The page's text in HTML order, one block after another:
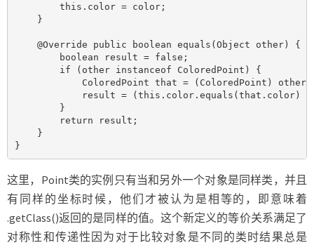
        this.color = color;
    }
    @Override public boolean equals(Object other) {
        boolean result = false;
        if (other instanceof ColoredPoint) {
            ColoredPoint that = (ColoredPoint) other;
result = (this.color.equals(that.color)
        }
        return result;
    }
}
这里，Point类的实例只有当和另外一个对象是同样类，并且
有同样的坐标时候，他们才被认为是相等的，即意味着
.getClass()返回的是同样的值。这个新定义的等价关系满足了
对称性和传递性因为对于比较对象是不同的类时结果总是